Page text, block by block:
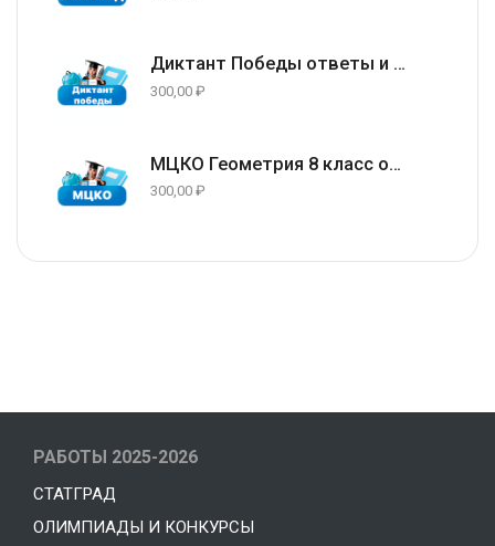
Диктант Победы ответы и варианты 24 апреля 2026
300,00 ₽
МЦКО Геометрия 8 класс ответы и задания г. Москва (77 регион) 23.04.2026
300,00 ₽
Work
РАБОТЫ 2025-2026
СТАТГРАД
ОЛИМПИАДЫ И КОНКУРСЫ